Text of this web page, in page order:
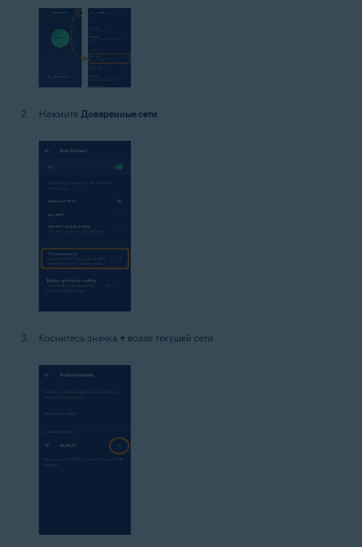
Нажмите Доверенные сети.
Коснитесь значка + возле текущей сети.